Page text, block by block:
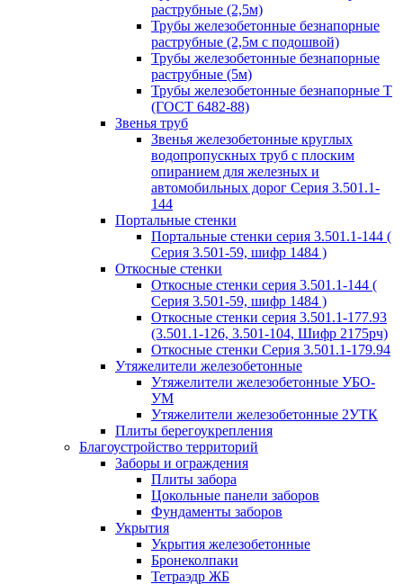
раструбные (2,5м)
Трубы железобетонные безнапорные
раструбные (2,5м с подошвой)
Трубы железобетонные безнапорные
раструбные (5м)
Трубы железобетонные безнапорные Т
(ГОСТ 6482-88)
Звенья труб
Звенья железобетонные круглых
водопропускных труб с плоским
опиранием для железных и
автомобильных дорог Серия 3.501.1-
144
Портальные стенки
Портальные стенки серия 3.501.1-144 (
Серия 3.501-59, шифр 1484 )
Откосные стенки
Откосные стенки серия 3.501.1-144 (
Серия 3.501-59, шифр 1484 )
Откосные стенки серия 3.501.1-177.93
(3.501.1-126, 3.501-104, Шифр 2175рч)
Откосные стенки Серия 3.501.1-179.94
Утяжелители железобетонные
Утяжелители железобетонные УБО-
УМ
Утяжелители железобетонные 2УТК
Плиты берегоукрепления
Благоустройство территорий
Заборы и ограждения
Плиты забора
Цокольные панели заборов
Фундаменты заборов
Укрытия
Укрытия железобетонные
Бронеколпаки
Тетраэдр ЖБ